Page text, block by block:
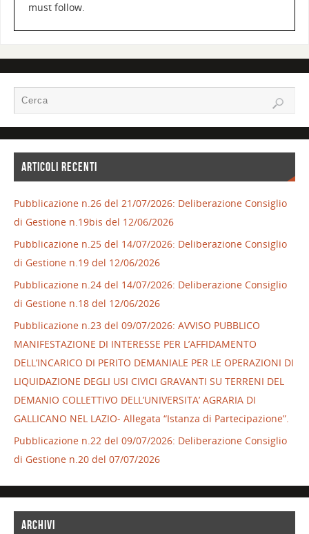
must follow.
ARTICOLI RECENTI
Pubblicazione n.26 del 21/07/2026: Deliberazione Consiglio
di Gestione n.19bis del 12/06/2026
Pubblicazione n.25 del 14/07/2026: Deliberazione Consiglio
di Gestione n.19 del 12/06/2026
Pubblicazione n.24 del 14/07/2026: Deliberazione Consiglio
di Gestione n.18 del 12/06/2026
Pubblicazione n.23 del 09/07/2026: AVVISO PUBBLICO
MANIFESTAZIONE DI INTERESSE PER L’AFFIDAMENTO
DELL’INCARICO DI PERITO DEMANIALE PER LE OPERAZIONI DI
LIQUIDAZIONE DEGLI USI CIVICI GRAVANTI SU TERRENI DEL
DEMANIO COLLETTIVO DELL’UNIVERSITA’ AGRARIA DI
GALLICANO NEL LAZIO- Allegata “Istanza di Partecipazione”.
Pubblicazione n.22 del 09/07/2026: Deliberazione Consiglio
di Gestione n.20 del 07/07/2026
ARCHIVI